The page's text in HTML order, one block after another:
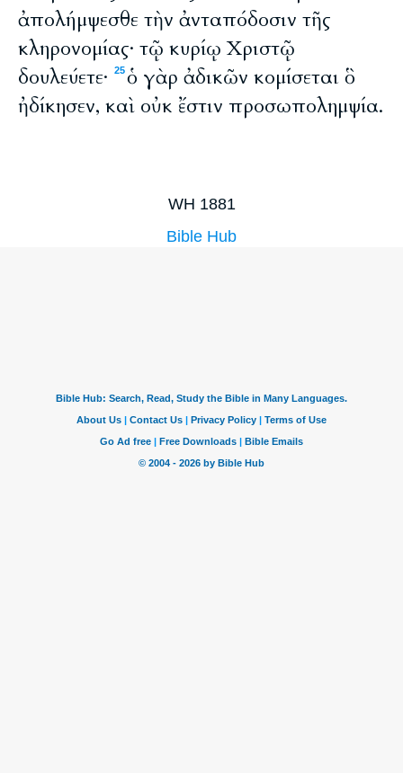
ἀπολήμψεσθε τὴν ἀνταπόδοσιν τῆς
κληρονομίας· τῷ κυρίῳ Χριστῷ
δουλεύετε·
25ὁ γὰρ ἀδικῶν κομίσεται ὃ
ἠδίκησεν, καὶ οὐκ ἔστιν προσωπολημψία.
WH 1881
Bible Hub